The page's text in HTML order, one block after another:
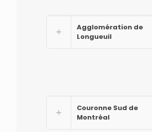
Agglomération de
Longueuil
Couronne Sud de
Montréal